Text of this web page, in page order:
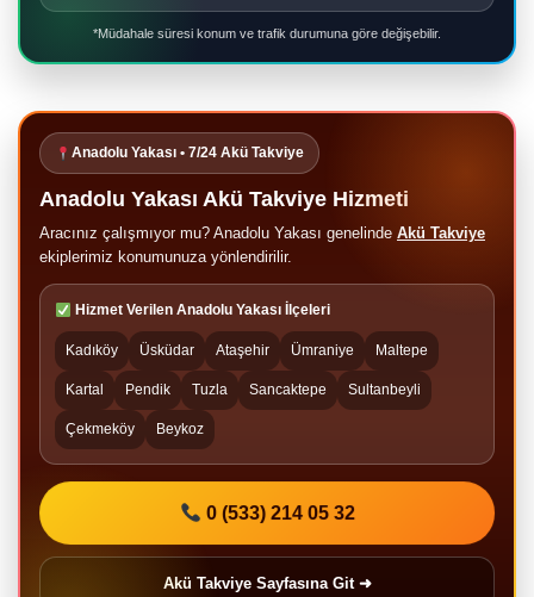
*Müdahale süresi konum ve trafik durumuna göre değişebilir.
Anadolu Yakası • 7/24 Akü Takviye
Anadolu Yakası Akü Takviye Hizmeti
Aracınız çalışmıyor mu? Anadolu Yakası genelinde Akü Takviye
ekiplerimiz konumunuza yönlendirilir.
Hizmet Verilen Anadolu Yakası İlçeleri
Kadıköy Üsküdar Ataşehir Ümraniye Maltepe
Kartal Pendik Tuzla Sancaktepe Sultanbeyli
Çekmeköy Beykoz
0 (533) 214 05 32
Akü Takviye Sayfasına Git ➜